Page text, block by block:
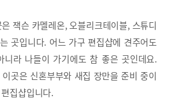
잭슨 카멜레온, 오블리크테이블, 스튜디
곳입니다. 어느 가구 편집샵에 견주어도
니라 나들이 가기에도 참 좋은 곳인데요.
곳은 신혼부부와 새집 장만을 준비 중이
집샵입니다.